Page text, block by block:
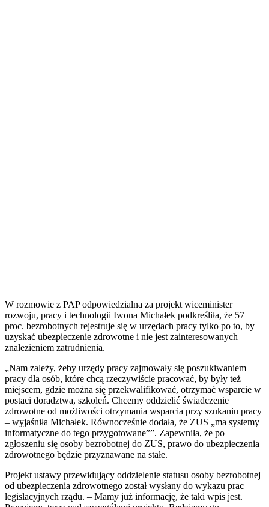
W rozmowie z PAP odpowiedzialna za projekt wiceminister
rozwoju, pracy i technologii Iwona Michałek podkreśliła, że 57
proc. bezrobotnych rejestruje się w urzędach pracy tylko po to, by
uzyskać ubezpieczenie zdrowotne i nie jest zainteresowanych
znalezieniem zatrudnienia.
„Nam zależy, żeby urzędy pracy zajmowały się poszukiwaniem
pracy dla osób, które chcą rzeczywiście pracować, by były też
miejscem, gdzie można się przekwalifikować, otrzymać wsparcie w
postaci doradztwa, szkoleń. Chcemy oddzielić świadczenie
zdrowotne od możliwości otrzymania wsparcia przy szukaniu pracy
– wyjaśniła Michałek. Równocześnie dodała, że ZUS „ma systemy
informatyczne do tego przygotowane””. Zapewniła, że po
zgłoszeniu się osoby bezrobotnej do ZUS, prawo do ubezpieczenia
zdrowotnego będzie przyznawane na stałe.
Projekt ustawy przewidujący oddzielenie statusu osoby bezrobotnej
od ubezpieczenia zdrowotnego został wysłany do wykazu prac
legislacyjnych rządu. – Mamy już informację, że taki wpis jest.